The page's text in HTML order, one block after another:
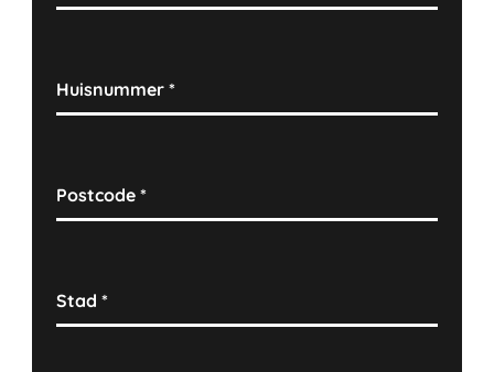
Huisnummer*
Postcode*
Stad*